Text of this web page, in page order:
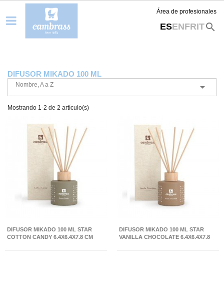
Área de profesionales
ESENFRITsearch
DIFUSOR MIKADO 100 ML
Nombre, A a Z 
Mostrando 1-2 de 2 artículo(s)
DIFUSOR MIKADO 100 ML STAR
COTTON CANDY 6.4X6.4X7.8 CM
DIFUSOR MIKADO 100 ML STAR
VANILLA CHOCOLATE 6.4X6.4X7.8